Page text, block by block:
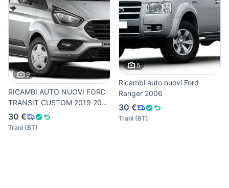
9
RICAMBI AUTO NUOVI FORD
TRANSIT CUSTOM 2019 2019
2
30 €
Trani (BT)
5
Ricambi auto nuovi Ford
Ranger 2006
30 €
Trani (BT)